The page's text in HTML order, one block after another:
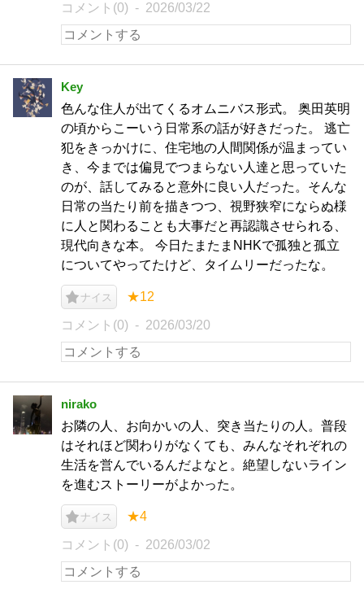
コメント(0) 2026/03/22
Key
色んな住人が出てくるオムニバス形式。 奥田英明
の頃からこーいう日常系の話が好きだった。 逃亡
犯をきっかけに、住宅地の人間関係が温まってい
き、今までは偏見でつまらない人達と思っていた
のが、話してみると意外に良い人だった。そんな
日常の当たり前を描きつつ、視野狭窄にならぬ様
に人と関わることも大事だと再認識させられる、
現代向きな本。 今日たまたまNHKで孤独と孤立
についてやってたけど、タイムリーだったな。
ナイス ★12
コメント(0) 2026/03/20
nirako
お隣の人、お向かいの人、突き当たりの人。普段
はそれほど関わりがなくても、みんなそれぞれの
生活を営んでいるんだよなと。絶望しないライン
を進むストーリーがよかった。
ナイス ★4
コメント(0) 2026/03/02